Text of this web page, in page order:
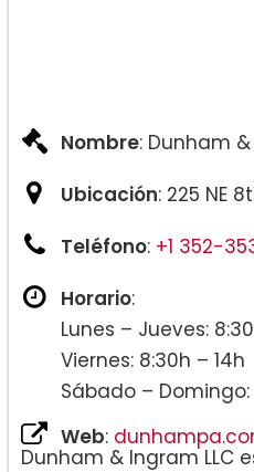
Nombre: Dunham
Ubicación: 225 NE
Teléfono: +1 352-
Horario:
Lunes – Jueves:
Viernes: 8:30h – 14h
Sábado –
Web:
Dunham & Ingram LLC